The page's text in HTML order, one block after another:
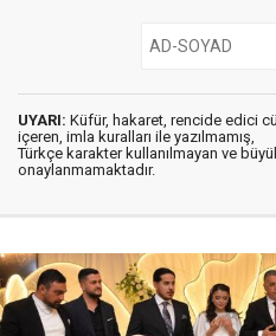
UYARI: Küfür, hakaret, rencide edici
içeren, imla kuralları ile yazılmamış,
Türkçe karakter kullanılmayan ve
onaylanmamaktadır.